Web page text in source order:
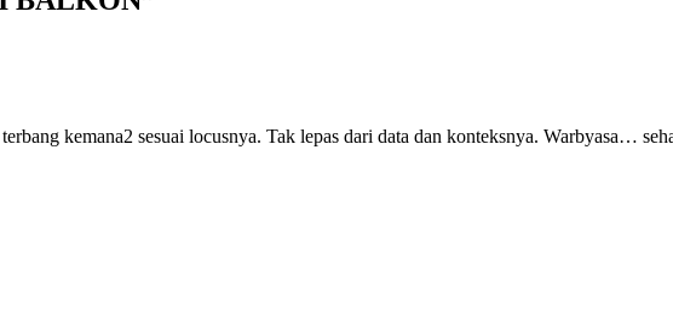
kemana2 sesuai locusnya. Tak lepas dari data dan konteksnya. Warbyasa…